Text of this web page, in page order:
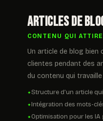
Articles de
CONTENU QUI
Un article de blog bien
clientes pendant des
du contenu qui
Structure d’un article
Intégration des mots-
Optimisation pour les IA